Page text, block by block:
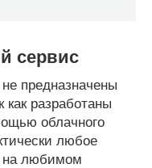
сервис
предназначены
как разработаны
облачного
любое
на любимом